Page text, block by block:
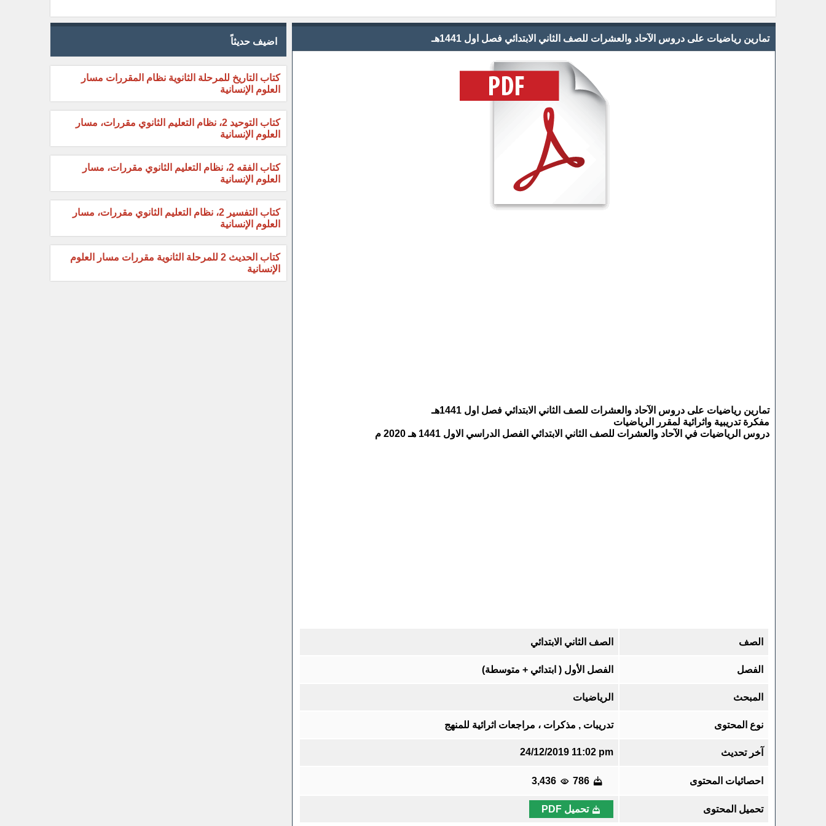
تمارين رياضيات على دروس الآحاد والعشرات للصف الثاني الابتدائي فصل اول 1441هـ
تمارين رياضيات على دروس الآحاد والعشرات للصف الثاني الابتدائي فصل اول 1441هـ
مفكرة تدريبية واثرائية لمقرر الرياضيات
دروس الرياضيات في الآحاد والعشرات للصف الثاني الابتدائي الفصل الدراسي الاول 1441 هـ 2020 م
الصف الصف الثاني الابتدائي
الفصل الفصل الأول ( ابتدائي + متوسطة)
المبحث الرياضيات
نوع المحتوى تدريبات , مذكرات ، مراجعات اثرائية للمنهج
آخر تحديث 24/12/2019 11:02 pm
احصائيات المحتوى 786
3,436
تحميل المحتوى تحميل PDF
اضيف حديثاً
كتاب التاريخ للمرحلة الثانوية نظام المقررات مسار
العلوم الإنسانية
كتاب التوحيد 2، نظام التعليم الثانوي مقررات، مسار
العلوم الإنسانية
كتاب الفقه 2، نظام التعليم الثانوي مقررات، مسار
العلوم الإنسانية
كتاب التفسير 2، نظام التعليم الثانوي مقررات، مسار
العلوم الإنسانية
كتاب الحديث 2 للمرحلة الثانوية مقررات مسار العلوم
الإنسانية